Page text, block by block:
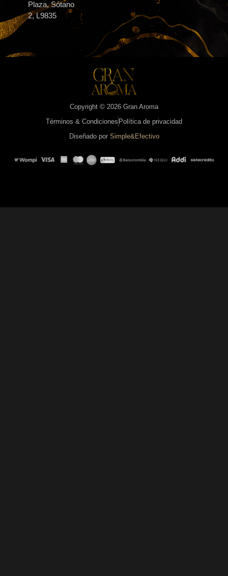
Plaza, Sótano
2, L9835
Copyright © 2026 Gran Aroma
Términos & Condiciones Política de privacidad
Diseñado por Simple&Efectivo